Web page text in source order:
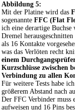
Abbildung 5:
Mit der Platine wird das
sogenannte FFC (Flat
ich eine derartige
Dremel
als 16 Kontakte
was das Verlöten recht
einem
Kurzschlüsse zwischen
Verbindung zu allen
Für weitere Tests habe
größerem Abstand nach
Der FFC Verbinder muss
aufweisen und 16 Pins